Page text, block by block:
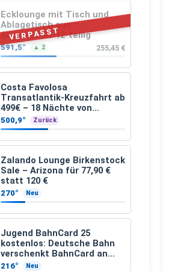
VERPASST
Ecklounge mit Tisch und
Ablagetisch aus
Akazienholz 12-teilig
591,5° ▲ 2 255,45 €
Costa Favolosa
Transatlantik-Kreuzfahrt ab
499€ – 18 Nächte von
Hamburg nach Guadeloupe
500,9° Zurück
Zalando Lounge Birkenstock
Sale – Arizona für 77,90 €
statt 120 €
270° Neu
Jugend BahnCard 25
kostenlos: Deutsche Bahn
verschenkt BahnCard an
Kinder und Jugendliche
216° Neu